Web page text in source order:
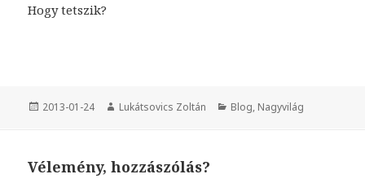
Hogy tetszik?
Közzétéve
2013-01-24 Szerző
Lukátsovics Zoltán Kategória
Blog, Nagyvilág
Vélemény, hozzászólás?